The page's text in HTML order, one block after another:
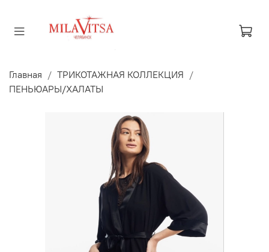
Главная
ТРИКОТАЖНАЯ КОЛЛЕКЦИЯ
ПЕНЬЮАРЫ/ХАЛАТЫ